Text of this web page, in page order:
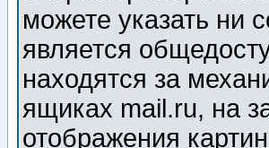
можете указать ни
является
находятся за
ящиках mail.ru, на
отображения